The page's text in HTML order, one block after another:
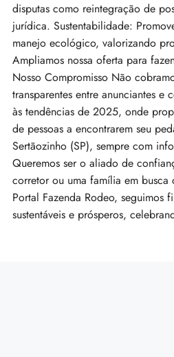
disputas como reintegração de
jurídica. Sustentabilidade:
manejo ecológico, valorizando
Ampliamos nossa oferta para
Nosso Compromisso Não
transparentes entre anunciantes
às tendências de 2025, onde
de pessoas a encontrarem seu
Sertãozinho (SP), sempre com
Queremos ser o aliado de
corretor ou uma família em
Portal Fazenda Rodeo, seguimos
sustentáveis e prósperos,
Villa In The Forest
8100 S Ashland Ave,
178 m²
WATERFRONT